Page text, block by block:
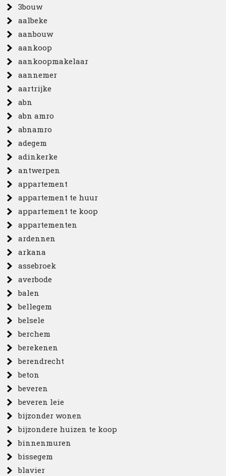
3bouw
aalbeke
aanbouw
aankoop
aankoopmakelaar
aannemer
aartrijke
abn
abn amro
abnamro
adegem
adinkerke
antwerpen
appartement
appartement te huur
appartement te koop
appartementen
ardennen
arkana
assebroek
averbode
balen
bellegem
belsele
berchem
berekenen
berendrecht
beton
beveren
beveren leie
bijzonder wonen
bijzondere huizen te koop
binnenmuren
bissegem
blavier